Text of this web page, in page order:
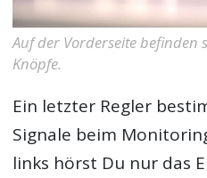
Auf der Vorderseite befinden
Knöpfe.
Ein letzter Regler
Signale beim
links hörst Du nur das